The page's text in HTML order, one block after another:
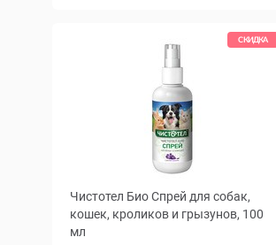
СКИДКА
Чистотел Био Спрей для собак,
кошек, кроликов и грызунов, 100
мл